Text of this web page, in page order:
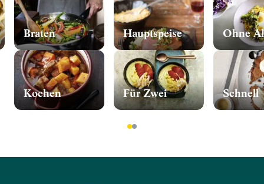
Braten
Kochen
Hauptspeise
Für Zwei
Ohne
Schnell
12